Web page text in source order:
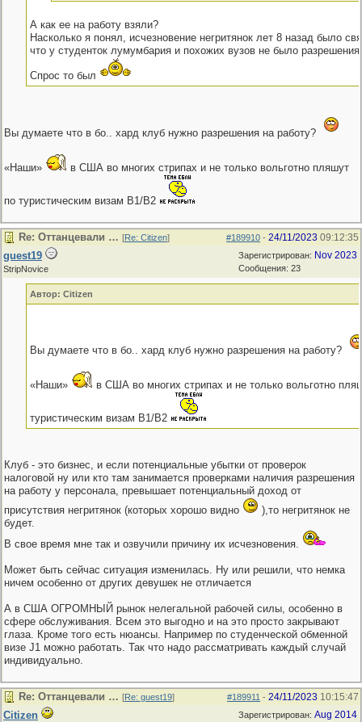
А как ее на работу взяли?
Насколько я понял, исчезновение негритянок лет 8 назад было
что у студенток лумумбария и похожих вузов не было разрешения
Спрос то был
Вы думаете что в бо.. хард клуб нужно разрешения на работу?
«Наши» в США во многих стрипах и не только вольготно пляшут
по туристическим визам В1/В2
#189910 - 24/11/2023 09:12:35
Re: Оттанцевали … [Re: Citizen]
Зарегистрирован: Nov 2023
Сообщения: 23
guest19
StripNovice
Автор: Citizen
Вы думаете что в бо.. хард клуб нужно разрешения на работу?
«Наши» в США во многих стрипах и не только вольготно
туристическим визам В1/В2
Клуб - это бизнес, и если потенциальные убытки от проверок
налоговой ну или кто там занимается проверками наличия разрешения
на работу у персонала, превышает потенциальный доход от
присутствия негритянок (которых хорошо видно
),то негритянок не
будет.
В свое время мне так и озвучили причину их исчезновения.
Может быть сейчас ситуация изменилась. Ну или решили, что немка
ничем особенно от других девушек не отличается
А в США ОГРОМНЫЙ рынок нелегальной рабочей силы, особенно в
сфере обслуживания. Всем это выгодно и на это просто закрывают
глаза. Кроме того есть нюансы. Например по студенческой обменной
визе J1 можно работать. Так что надо рассматривать каждый случай
индивидуально.
#189911 - 24/11/2023 10:15:47
Re: Оттанцевали … [Re: guest19]
Зарегистрирован: Aug 2014
Citizen